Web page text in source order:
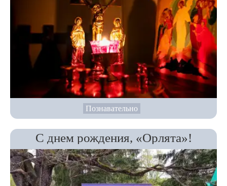
Познавательно
С днем рождения, «Орлята»!